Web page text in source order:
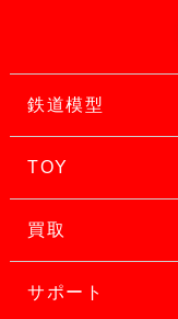
鉄道模型
TOY
買取
サポート